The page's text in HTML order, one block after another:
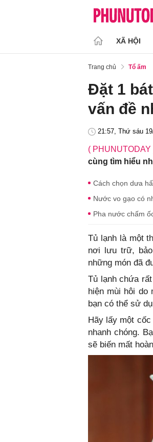
XÃ HỘI
Trang chủ Tổ ấm
Đặt 1
vấn đề
21:57, Thứ sáu
( PHUNUTODAY
cùng tìm hiểu
Cách chọn dưa
Nước vo gạo có
Pha nước chấm
Tủ lạnh là một
nơi lưu trữ,
những món đã
Tủ lạnh chứa
hiện mùi hôi do
bạn có thể sử
Hãy lấy một
nhanh chóng.
sẽ biến mất